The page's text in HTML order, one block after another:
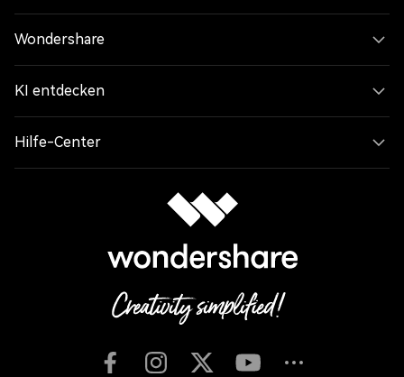
Wondershare
KI entdecken
Hilfe-Center